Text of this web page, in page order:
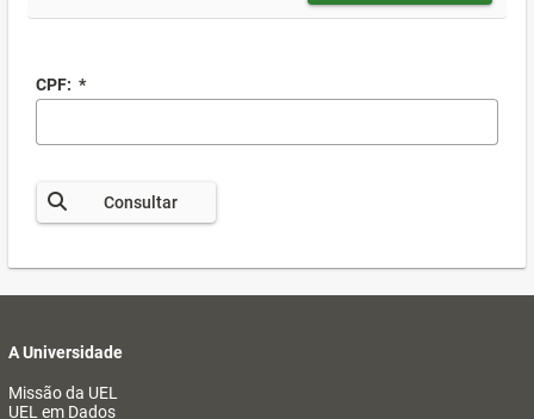
CPF: *
Consultar
A Universidade
Missão da UEL
UEL em Dados